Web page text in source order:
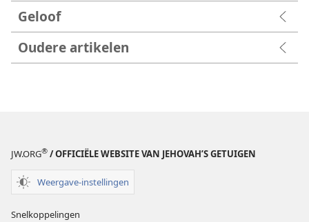
Geloof
Oudere artikelen
JW.ORG® / OFFICIËLE WEBSITE VAN JEHOVAH’S GETUIGEN
Weergave-instellingen
Snelkoppelingen